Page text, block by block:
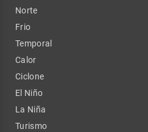
Norte
Frio
Temporal
Calor
Ciclone
El Niño
La Niña
Turismo